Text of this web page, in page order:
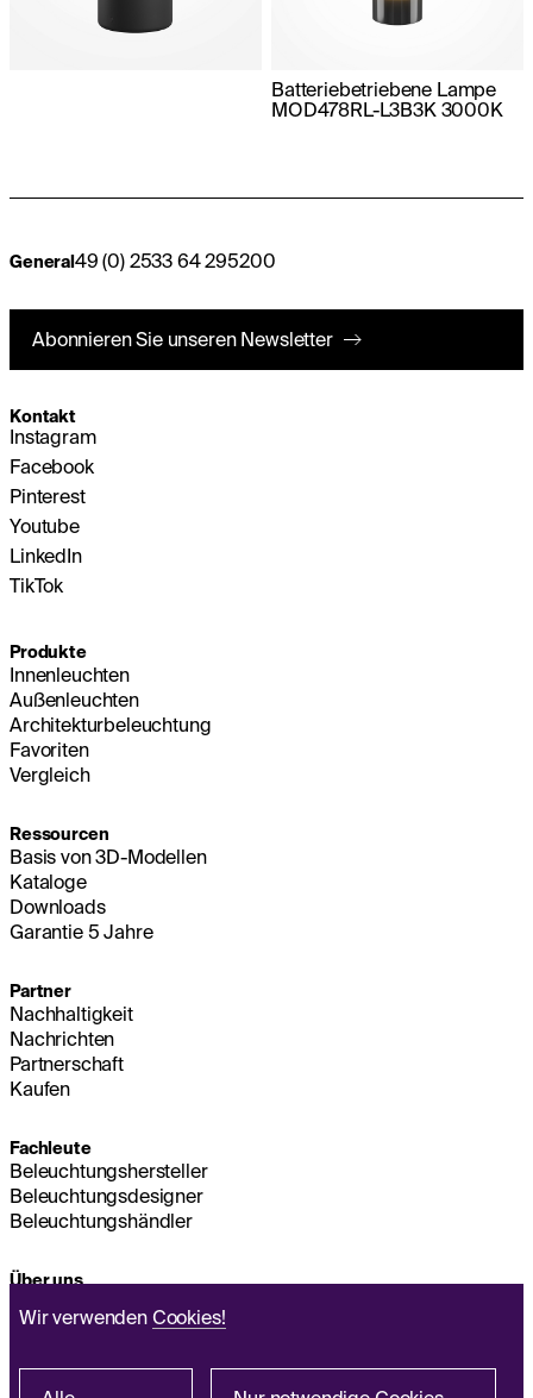
Batteriebetriebene Lampe
MOD478RL-L3B3K 3000K
Wir verwenden Cookies!
General49 (0) 2533 64 295200
Abonnieren Sie unseren Newsletter
Kontakt
Instagram
Facebook
Pinterest
Youtube
LinkedIn
TikTok
Produkte
Innenleuchten
Außenleuchten
Architekturbeleuchtung
Favoriten
Vergleich
Ressourcen
Basis von 3D-Modellen
Kataloge
Downloads
Garantie 5 Jahre
Partner
Nachhaltigkeit
Nachrichten
Partnerschaft
Kaufen
Fachleute
Beleuchtungshersteller
Beleuchtungsdesigner
Beleuchtungshändler
Über uns
Hauptsitz